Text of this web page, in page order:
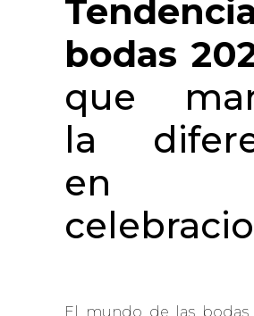
bodas
que
la
en
El mundo de las bodas